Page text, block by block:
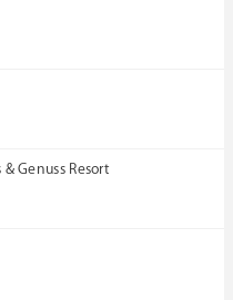
Genuss Resort